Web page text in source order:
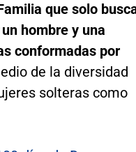
que solo
hombre y una
conformadas por
de la diversidad
solteras como